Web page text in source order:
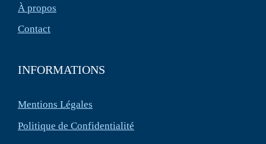
À propos
Contact
INFORMATIONS
Mentions Légales
Politique de Confidentialité